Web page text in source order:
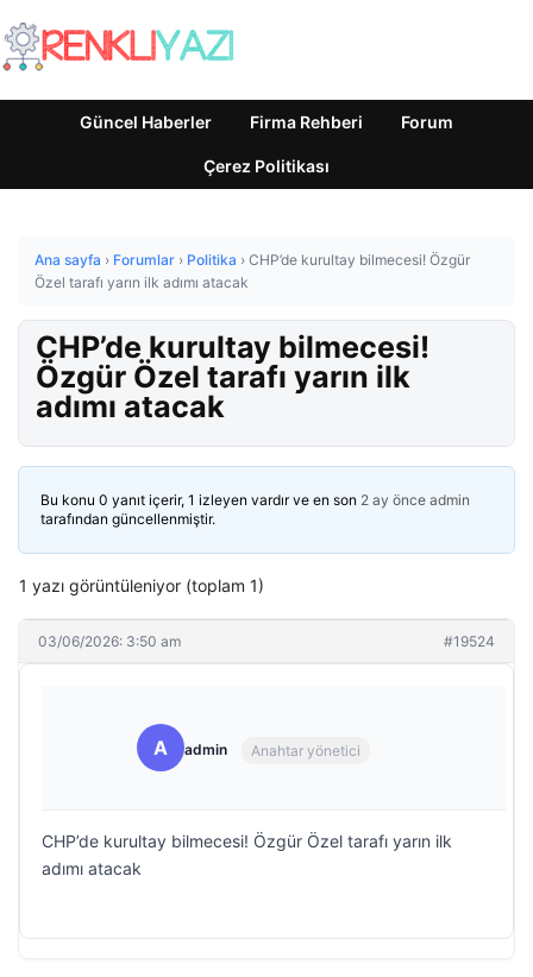
Güncel Haberler Firma Rehberi Forum
Çerez Politikası
Ana sayfa › Forumlar › Politika › CHP’de kurultay bilmecesi! Özgür
Özel tarafı yarın ilk adımı atacak
CHP’de kurultay bilmecesi!
Özgür Özel tarafı yarın ilk
adımı atacak
Bu konu 0 yanıt içerir, 1 izleyen vardır ve en son 2 ay önce admin
tarafından güncellenmiştir.
1 yazı görüntüleniyor (toplam 1)
03/06/2026: 3:50 am #19524
A admin Anahtar yönetici
CHP’de kurultay bilmecesi! Özgür Özel tarafı yarın ilk
adımı atacak